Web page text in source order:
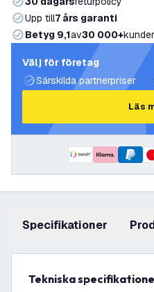
Upp till7 års garanti
Betyg 9,1av30 000+kunder
Välj för företag
Särskilda partnerpriser
Läs
Specifikationer
Tekniska